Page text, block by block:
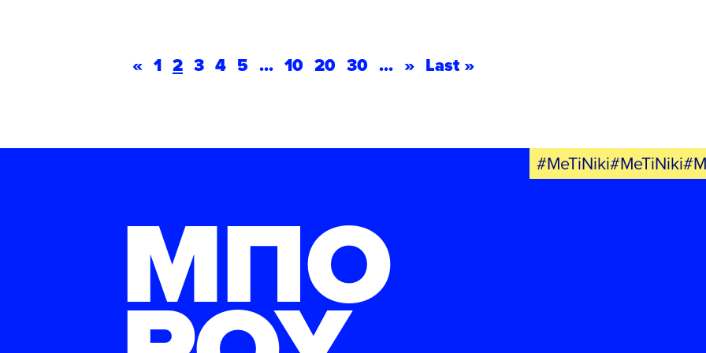
« 1 2 3 4 5 ... 10 20 30 ... » Last »
ΜΠΟ